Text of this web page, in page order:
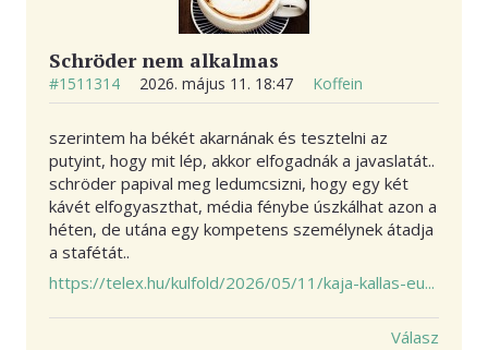
Schröder nem alkalmas
#1511314 2026. május 11. 18:47 Koffein
szerintem ha békét akarnának és tesztelni az
putyint, hogy mit lép, akkor elfogadnák a javaslatát..
schröder papival meg ledumcsizni, hogy egy két
kávét elfogyaszthat, média fénybe úszkálhat azon a
héten, de utána egy kompetens személynek átadja
a stafétát..
https://telex.hu/kulfold/2026/05/11/kaja-kallas-eu...
Válasz